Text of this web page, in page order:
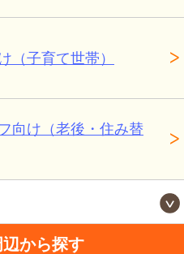
（子育て世帯）
向け（老後・住み替
から探す